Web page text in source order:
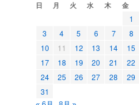
日 月 火 水 木 金
1
3
4 5 6 7 8
10
11 12 13 14 15
17
18 19 20 21 22
24
25 26 27 28 29
31